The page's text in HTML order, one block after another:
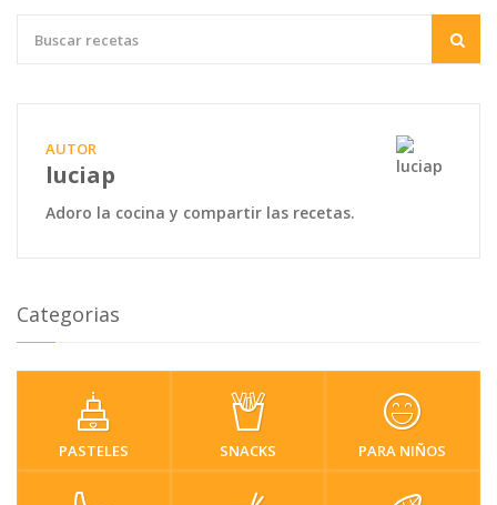
AUTOR
luciap
Adoro la cocina y compartir las recetas.
Categorias
PASTELES SNACKS PARA NIÑOS